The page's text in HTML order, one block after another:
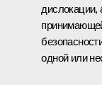
дислокации,
одной или